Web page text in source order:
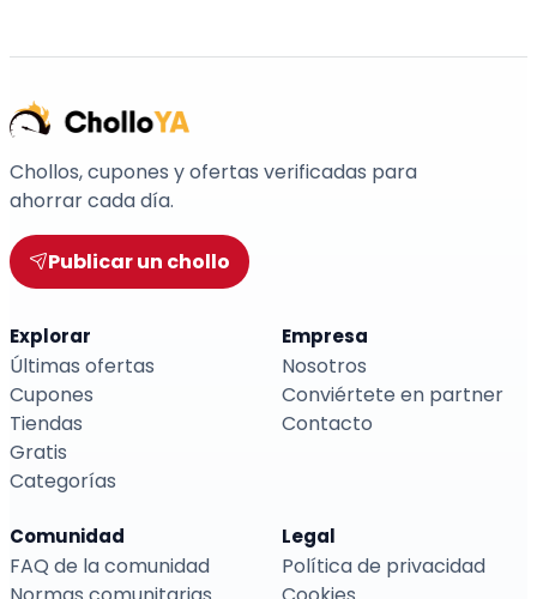
Chollos, cupones y ofertas verificadas para
ahorrar cada día.
Publicar un chollo
Explorar
Últimas ofertas
Cupones
Tiendas
Gratis
Categorías
Empresa
Nosotros
Conviértete en partner
Contacto
Comunidad
FAQ de la comunidad
Legal
Política de privacidad